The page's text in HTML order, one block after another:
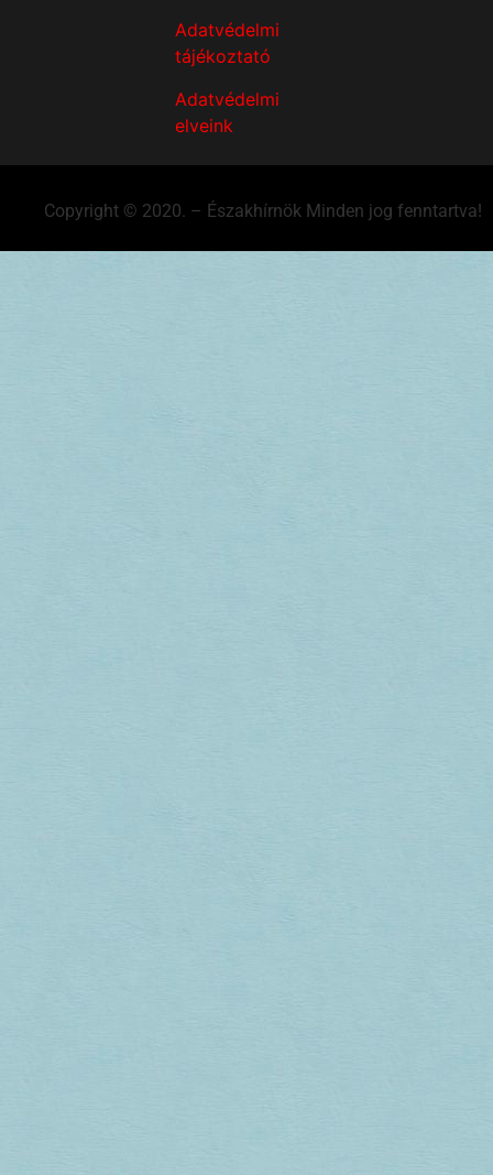
Adatvédelmi
tájékoztató
Adatvédelmi
elveink
Copyright © 2020. – Északhírnök Minden jog fenntartva!